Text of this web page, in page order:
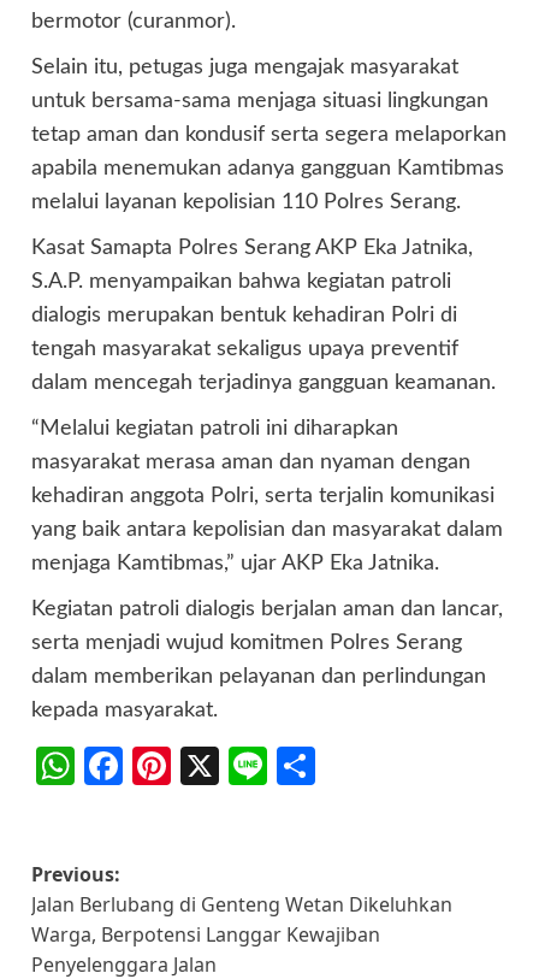
bermotor (curanmor).
Selain itu, petugas juga mengajak masyarakat
untuk bersama-sama menjaga situasi lingkungan
tetap aman dan kondusif serta segera melaporkan
apabila menemukan adanya gangguan Kamtibmas
melalui layanan kepolisian 110 Polres Serang.
Kasat Samapta Polres Serang AKP Eka Jatnika,
S.A.P. menyampaikan bahwa kegiatan patroli
dialogis merupakan bentuk kehadiran Polri di
tengah masyarakat sekaligus upaya preventif
dalam mencegah terjadinya gangguan keamanan.
“Melalui kegiatan patroli ini diharapkan
masyarakat merasa aman dan nyaman dengan
kehadiran anggota Polri, serta terjalin komunikasi
yang baik antara kepolisian dan masyarakat dalam
menjaga Kamtibmas,” ujar AKP Eka Jatnika.
Kegiatan patroli dialogis berjalan aman dan lancar,
serta menjadi wujud komitmen Polres Serang
dalam memberikan pelayanan dan perlindungan
kepada masyarakat.
WhatsApp
Facebook
Pinterest
X Line
Post
navigation
Previous:
Jalan Berlubang di Genteng Wetan Dikeluhkan
Warga, Berpotensi Langgar Kewajiban
Penyelenggara Jalan